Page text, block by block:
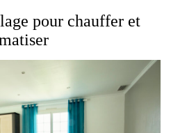
pour chauffer et